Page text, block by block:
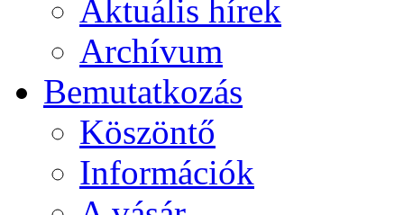
Aktuális hírek
Archívum
Bemutatkozás
Köszöntő
Információk